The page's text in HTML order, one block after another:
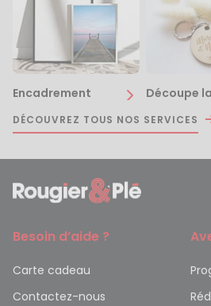
Encadrement Découpe
DÉCOUVREZ TOUS NOS SERVICES
Besoin d’aide ?
Carte cadeau
Contactez-nous